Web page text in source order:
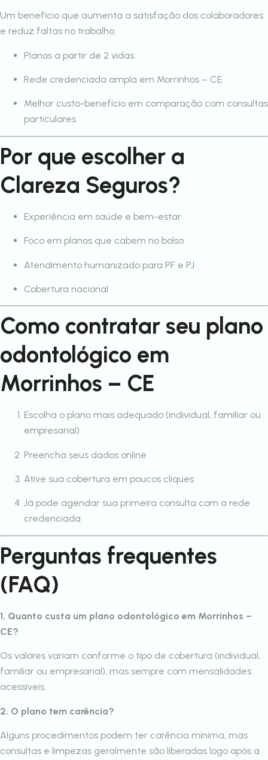
Um benefício que aumenta a satisfação dos colaboradores
e reduz faltas no trabalho.
Planos a partir de 2 vidas
Rede credenciada ampla em Morrinhos – CE
Melhor custo-benefício em comparação com consultas
particulares
Por que escolher a
Clareza Seguros?
Experiência em saúde e bem-estar
Foco em planos que cabem no bolso
Atendimento humanizado para PF e PJ
Cobertura nacional
Como contratar seu plano
odontológico em
Morrinhos – CE
Escolha o plano mais adequado (individual, familiar ou
empresarial)
Preencha seus dados online
Ative sua cobertura em poucos cliques
Já pode agendar sua primeira consulta com a rede
credenciada
Perguntas frequentes
(FAQ)
1. Quanto custa um plano odontológico em Morrinhos –
CE?
Os valores variam conforme o tipo de cobertura (individual,
familiar ou empresarial), mas sempre com mensalidades
acessíveis.
2. O plano tem carência?
Alguns procedimentos podem ter carência mínima, mas
consultas e limpezas geralmente são liberadas logo após a